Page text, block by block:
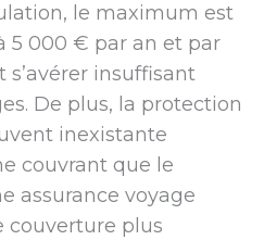
le maximum est
5 000 € par an et par
insuffisant
De plus, la protection
inexistante
couvrant que le
assurance voyage
couverture plus